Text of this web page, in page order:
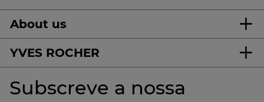
About us
YVES ROCHER
Subscreve a nossa